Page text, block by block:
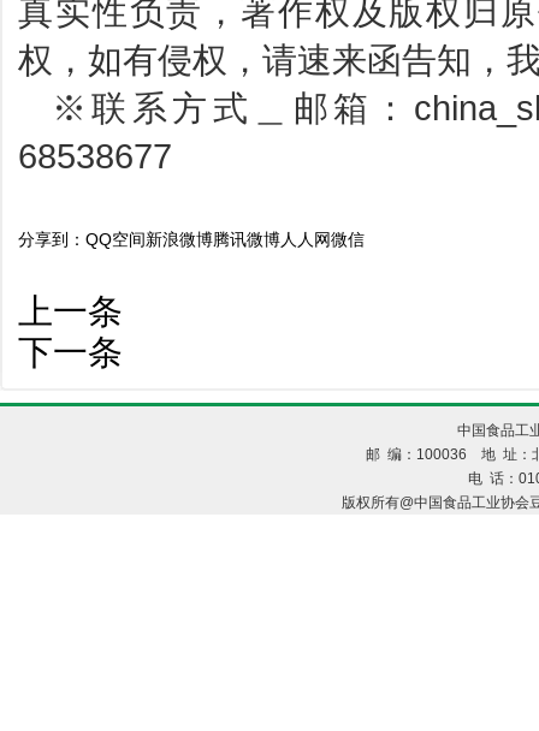
真实性负责，著作权及版权归
权，如有侵权，请速来函告知，
※联系方式＿邮箱：
68538677
分享到： QQ空间新浪微博腾讯微博人人网微信
上一条
下一条
中国食品工
邮 编：100036 地 址：
电 话：
版权所有@中国食品工业协